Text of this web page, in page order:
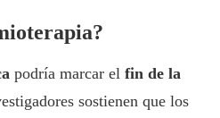
podría marcar el fin de la
sostienen que los